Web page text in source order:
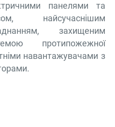
панелями та
найсучаснішим
захищеним
протипожежної
навантажувачами з